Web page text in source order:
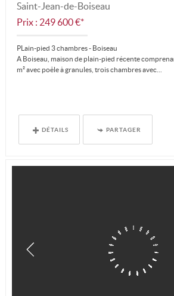
Saint-Jean-de-Boiseau
Prix : 249 600 €*
PLain-pied 3 chambres - Boiseau
A Boiseau, maison de plain-pied récente
m² avec poêle à granules, trois chambres avec...
DÉTAILS PARTAGER